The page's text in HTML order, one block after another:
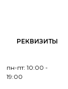
РЕКВИЗИТЫ
пн-пт: 10:00 -
19:00